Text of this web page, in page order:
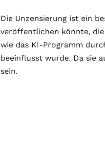
Die Unzensierung ist ein
veröffentlichen könnte,
wie das KI-Programm
beeinflusst wurde. Da sie
sein.